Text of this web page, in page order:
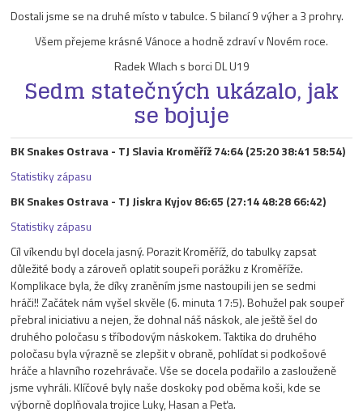
Dostali jsme se na druhé místo v tabulce. S bilancí 9 výher a 3 prohry.
Všem přejeme krásné Vánoce a hodně zdraví v Novém roce.
Radek Wlach s borci DL U19
Sedm statečných ukázalo, jak
se bojuje
BK Snakes Ostrava - TJ Slavia Kroměříž 74:64 (25:20 38:41 58:54)
Statistiky zápasu
BK Snakes Ostrava - TJ Jiskra Kyjov 86:65 (27:14 48:28 66:42)
Statistiky zápasu
Cíl víkendu byl docela jasný. Porazit Kroměříž, do tabulky zapsat
důležité body a zároveň oplatit soupeři porážku z Kroměříže.
Komplikace byla, že díky zraněním jsme nastoupili jen se sedmi
hráči!! Začátek nám vyšel skvěle (6. minuta 17:5). Bohužel pak soupeř
přebral iniciativu a nejen, že dohnal náš náskok, ale ještě šel do
druhého poločasu s tříbodovým náskokem. Taktika do druhého
poločasu byla výrazně se zlepšit v obraně, pohlídat si podkošové
hráče a hlavního rozehrávače. Vše se docela podařilo a zaslouženě
jsme vyhráli. Klíčové byly naše doskoky pod oběma koši, kde se
výborně doplňovala trojice Luky, Hasan a Peťa.